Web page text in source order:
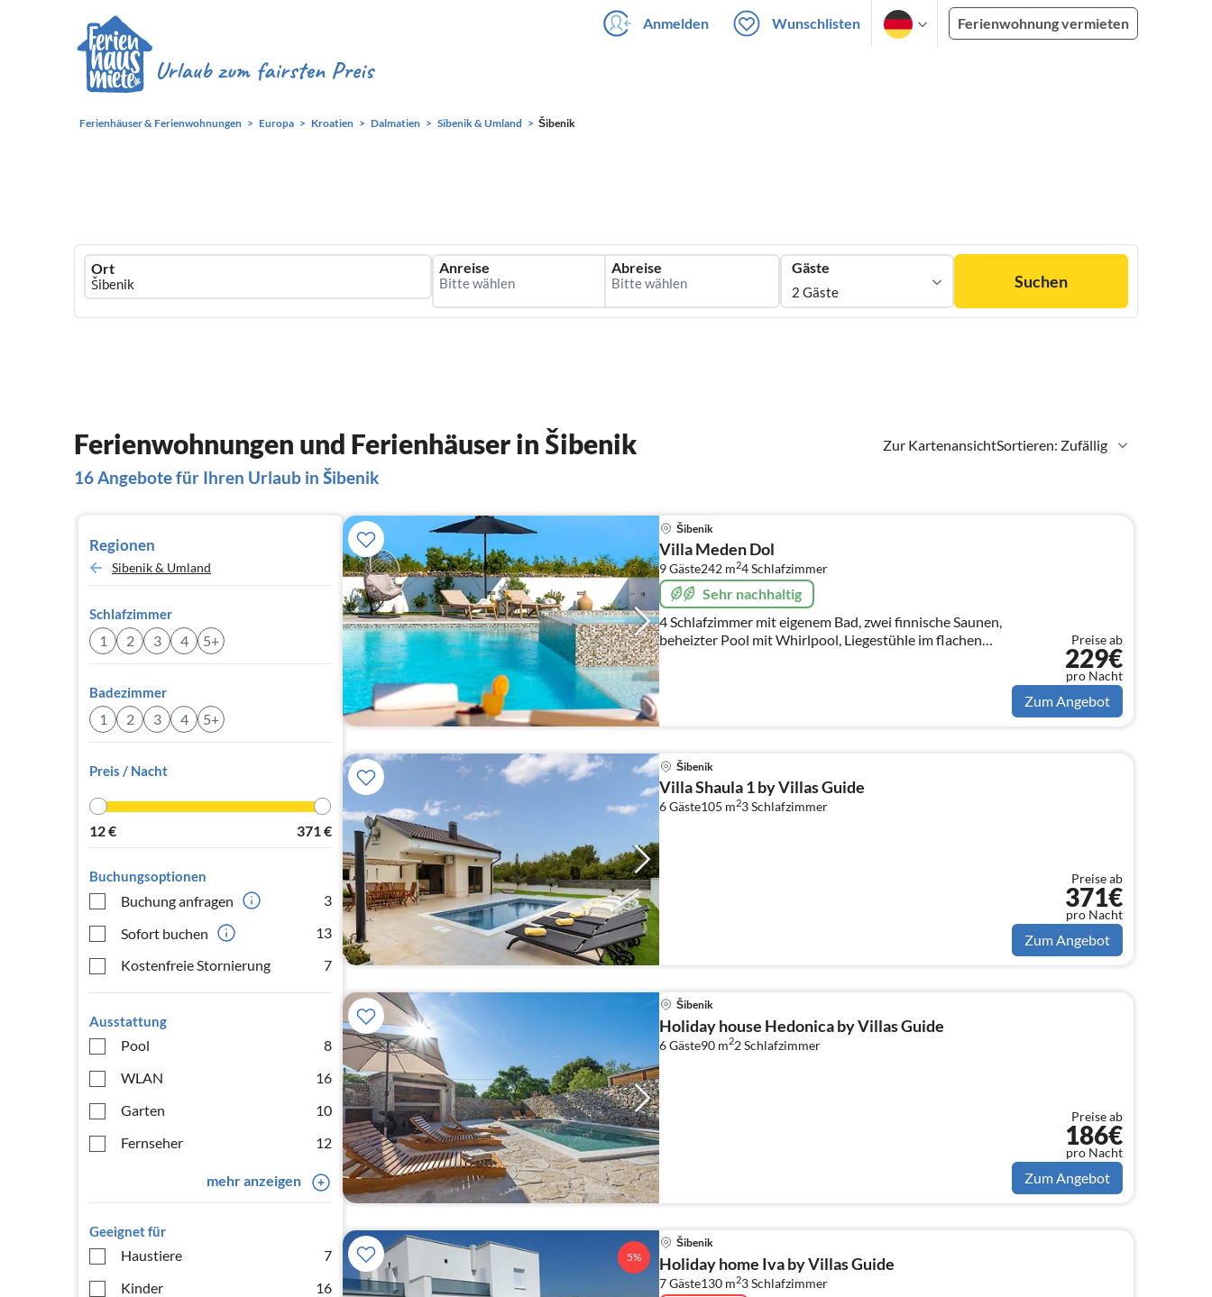
Anmelden Wunschlisten Ferienwohnung vermieten
Ferienhäuser & Ferienwohnungen Europa Kroatien Dalmatien Sibenik & Umland Šibenik
Ferienhausmiete
logo
Ort Anreise Abreise Gäste
2 Gäste
Suchen
Zur KartenansichtSortieren: Zufällig
Ferienwohnungen und Ferienhäuser in Šibenik
16 Angebote für Ihren Urlaub in Šibenik
Regionen
Sibenik & Umland
Schlafzimmer
1 2 3 4 5+
Badezimmer
1 2 3 4 5+
Preis / Nacht
12€ 371€
Buchungsoptionen
Buchung anfragen
3
Sofort buchen
13
Kostenfreie Stornierung
7
Ausstattung
Pool
8
WLAN
16
Garten
10
Fernseher
12
mehr anzeigen
Geeignet für
Haustiere
7
Kinder
16
Šibenik
Villa Meden Dol
9 Gäste242 m24Schlafzimmer
Sehr nachhaltig
4 Schlafzimmer mit eigenem Bad, zwei finnische Saunen,
beheizter Pool mit Whirlpool, Liegestühle im flachen
Bereich, natürliche Umgebung
Preise ab
229€
pro Nacht
Zum Angebot
Šibenik
Villa Shaula 1 by Villas Guide
6 Gäste105 m23Schlafzimmer
Preise ab
371€
pro Nacht
Zum Angebot
Šibenik
Holiday house Hedonica by Villas Guide
6 Gäste90 m22Schlafzimmer
Preise ab
186€
pro Nacht
Zum Angebot
5%
Šibenik
Holiday home Iva by Villas Guide
7 Gäste130 m23Schlafzimmer